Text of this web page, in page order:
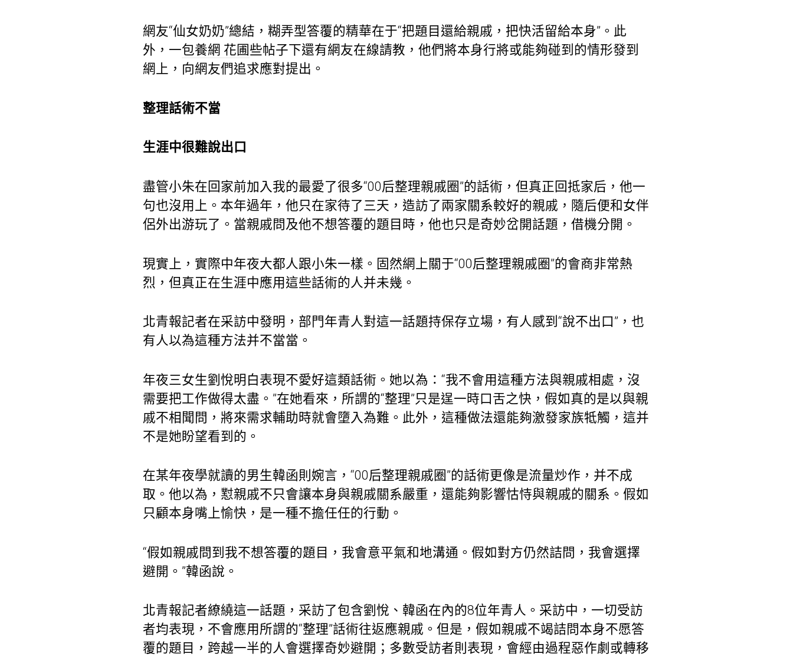
網友“仙女奶奶”總結，糊弄型答覆的精華在于“把題目還給親戚，把快活留給本身”。此
外，一包養網 花圃 些帖子下還有網友在線請教，他們將本身行將或能夠碰到的情形發到
網上，向網友們追求應對提出。
整理話術不當
生涯中很難說出口
盡管小朱在回家前加入我的最愛了很多“00后整理親戚圈”的話術，但真正回抵家后，他一
句也沒用上。本年過年，他只在家待了三天，造訪了兩家關系較好的親戚，隨后便和女伴
侶外出游玩了。當親戚問及他不想答覆的題目時，他也只是奇妙岔開話題，借機分開。
現實上，實際中年夜大都人跟小朱一樣。固然網上關于“00后整理親戚圈”的會商非常熱
烈，但真正在生涯中應用這些話術的人并未幾。
北青報記者在采訪中發明，部門年青人對這一話題持保存立場，有人感到“說不出口”，也
有人以為這種方法并不當當。
年夜三女生劉悅明白表現不愛好這類話術。她以為：“我不會用這種方法與親戚相處，沒
需要把工作做得太盡。”在她看來，所謂的“整理”只是逞一時口舌之快，假如真的是以與親
戚不相聞問，將來需求輔助時就會墮入為難。此外，這種做法還能夠激發家族牴觸，這并
不是她盼望看到的。
在某年夜學就讀的男生韓函則婉言，“00后整理親戚圈”的話術更像是流量炒作，并不成
取。他以為，懟親戚不只會讓本身與親戚關系嚴重，還能夠影響怙恃與親戚的關系。假如
只顧本身嘴上愉快，是一種不擔任任的行動。
“假如親戚問到我不想答覆的題目，我會意平氣和地溝通。假如對方仍然詰問，我會選擇
避開。”韓函說。
北青報記者繚繞這一話題，采訪了包含劉悅、韓函在內的8位年青人。采訪中，一切受訪
者均表現，不會應用所謂的“整理”話術往返應親戚。但是，假如親戚不竭詰問本身不愿答
覆的題目，跨越一半的人會選擇奇妙避開；多數受訪者則表現，會經由過程惡作劇或轉移